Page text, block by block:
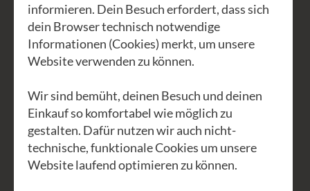
Spielerisch entdecken und entfalten wir
die persönliche AusdrucksKRAFT und
vor allem AusdrucksFREUDE der
Mit Atem- und Körperübungen öffnen
wir die Resonanzräume, lösen
Spannungen und Beklemmungen, die
das freudige Singen oft behindern. Der
informieren. Dein Besuch erfordert, dass sich
dein Browser technisch notwendige
Informationen (Cookies) merkt, um unsere
Website verwenden zu können.
Wir sind bemüht, deinen Besuch und deinen
Einkauf so komfortabel wie möglich zu
gestalten. Dafür nutzen wir auch nicht-
technische, funktionale Cookies um unsere
Website laufend optimieren zu können.